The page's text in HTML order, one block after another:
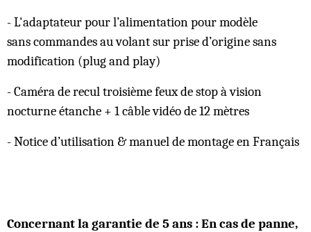
- L'adaptateur pour l’alimentation pour modèle
sans commandes au volant sur prise d’origine sans
modification (plug and play)
- Caméra de recul troisième feux de stop à vision
nocturne étanche + 1 câble vidéo de 12 mètres
- Notice d’utilisation & manuel de montage en Français
Concernant la garantie de 5 ans : En cas de panne,